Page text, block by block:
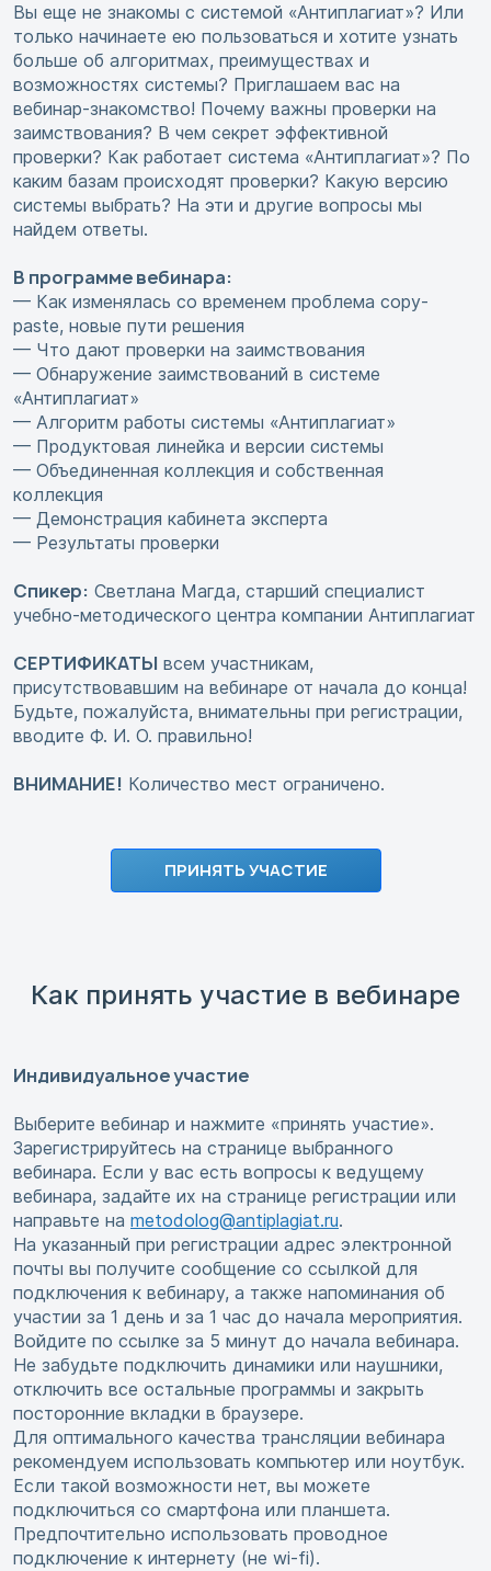
Вы еще не знакомы с системой «Антиплагиат»? Или
только начинаете ею пользоваться и хотите узнать
больше об алгоритмах, преимуществах и
возможностях системы? Приглашаем вас на
вебинар-знакомство! Почему важны проверки на
заимствования? В чем секрет эффективной
проверки? Как работает система «Антиплагиат»? По
каким базам происходят проверки? Какую версию
системы выбрать? На эти и другие вопросы мы
найдем ответы.
В программе вебинара:
— Как изменялась со временем проблема copy-
paste, новые пути решения
— Что дают проверки на заимствования
— Обнаружение заимствований в системе
«Антиплагиат»
— Алгоритм работы системы «Антиплагиат»
— Продуктовая линейка и версии системы
— Объединенная коллекция и собственная
коллекция
— Демонстрация кабинета эксперта
— Результаты проверки
Спикер: Светлана Магда, старший специалист
учебно-методического центра компании Антиплагиат
СЕРТИФИКАТЫ всем участникам,
присутствовавшим на вебинаре от начала до конца!
Будьте, пожалуйста, внимательны при регистрации,
вводите Ф. И. О. правильно!
ВНИМАНИЕ! Количество мест ограничено.
ПРИНЯТЬ УЧАСТИЕ
Как принять участие в вебинаре
Индивидуальное участие
Выберите вебинар и нажмите «принять участие».
Зарегистрируйтесь на странице выбранного
вебинара. Если у вас есть вопросы к ведущему
вебинара, задайте их на странице регистрации или
направьте на metodolog@antiplagiat.ru.
На указанный при регистрации адрес электронной
почты вы получите сообщение со ссылкой для
подключения к вебинару, а также напоминания об
участии за 1 день и за 1 час до начала мероприятия.
Войдите по ссылке за 5 минут до начала вебинара.
Не забудьте подключить динамики или наушники,
отключить все остальные программы и закрыть
посторонние вкладки в браузере.
Для оптимального качества трансляции вебинара
рекомендуем использовать компьютер или ноутбук.
Если такой возможности нет, вы можете
подключиться со смартфона или планшета.
Предпочтительно использовать проводное
подключение к интернету (не wi-fi).